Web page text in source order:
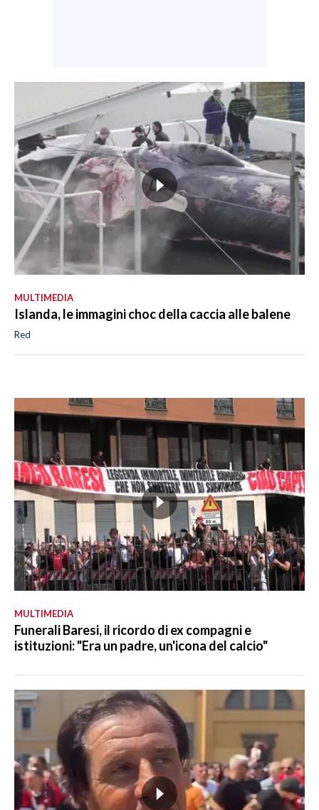
MULTIMEDIA
Islanda, le immagini choc della caccia alle balene
Red
MULTIMEDIA
Funerali Baresi, il ricordo di ex compagni e
istituzioni: "Era un padre, un'icona del calcio"